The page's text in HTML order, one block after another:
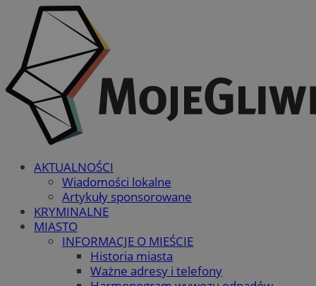
AKTUALNOŚCI
Wiadomości lokalne
Artykuły sponsorowane
KRYMINALNE
MIASTO
INFORMACJE O MIEŚCIE
Historia miasta
Ważne adresy i telefony